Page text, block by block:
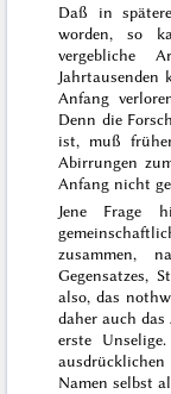
Daß in
worden, so
vergebliche
Jahrtausenden
Anfang
Denn die
ist, muß
Abirrungen
Anfang nicht
Jene Frage
zusammen,
Gegensatzes,
also, das
daher auch
erste
Namen selbst